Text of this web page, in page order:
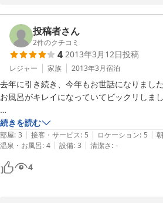
廊下にお借りできる漫画の本が沢山あり、
ました。
子供達がはしゃいでしまい、ご迷惑をおか
すが、神田荘のご主人と皆様の対応はとて
当に本当に感激しました。
この値段でこのサービス、嬉しい限りです。
雪道の運転は苦手ですが、来年もまたお世
ご到着がちょうど他のお客様のチェック
お出迎えができず、またご予定よりだい
まだ温まっていない状態で、、逆に申し
館内の清掃は若女将が、またお食事は女
り、二人ともお褒めの言葉に喜んでおりま
です(^.^)
施設上の欠点でありますトイレですが、
せて頂きました。
マンガコーナーは、ゲームコーナーや卓
投稿者さん
2件のクチコミ
4 2013年3月12日投稿
レジャー 家族 2013年3月宿泊
去年に引き続き、今年もお世話になりました
お風呂がキレイになっていてビックリしまし
建物内も大変清潔にされていて、神田荘の
ちが感じ取れました。
とてもリラックスして過ごす事が出来ました
一点気になる事があります。
お風呂の脱衣所のドアを開けると、廊下か
続きを読む
部屋: 3 | 接客・サービス: 5 | ロケーション: 5 |
温泉・お風呂: 4 | 設備: 3 | 清潔さ: -
4